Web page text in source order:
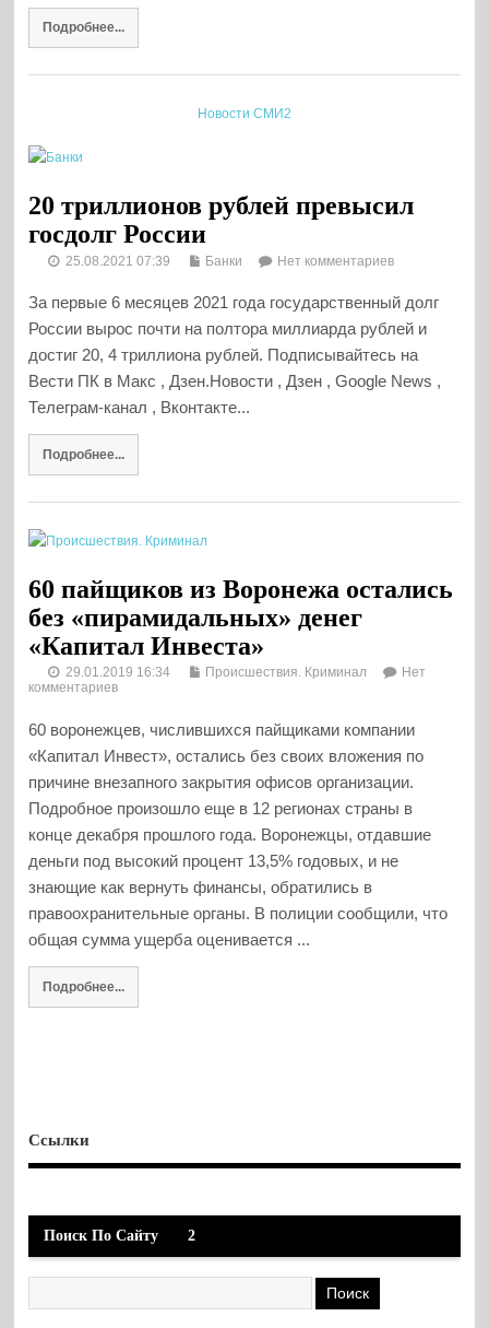
Подробнее...
Новости СМИ2
20 триллионов рублей превысил
госдолг России
25.08.2021 07:39 Банки Нет комментариев
За первые 6 месяцев 2021 года государственный долг
России вырос почти на полтора миллиарда рублей и
достиг 20, 4 триллиона рублей. Подписывайтесь на
Вести ПК в Макс , Дзен.Новости , Дзен , Google News ,
Телеграм-канал , Вконтакте...
Подробнее...
60 пайщиков из Воронежа остались
без «пирамидальных» денег
«Капитал Инвеста»
29.01.2019 16:34 Происшествия. Криминал
Нет
комментариев
60 воронежцев, числившихся пайщиками компании
«Капитал Инвест», остались без своих вложения по
причине внезапного закрытия офисов организации.
Подробное произошло еще в 12 регионах страны в
конце декабря прошлого года. Воронежцы, отдавшие
деньги под высокий процент 13,5% годовых, и не
знающие как вернуть финансы, обратились в
правоохранительные органы. В полиции сообщили, что
общая сумма ущерба оценивается ...
Подробнее...
Ссылки
Поиск По Сайту 2